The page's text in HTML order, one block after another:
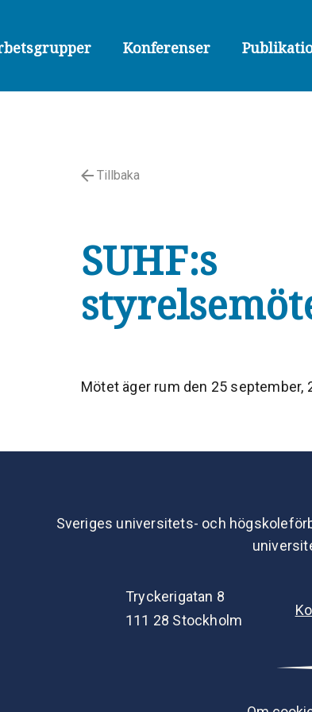
Konferenser
Tillbaka
SUHF:s
Mötet äger rum den 25 september,
Sveriges universitets- och
Tryckerigatan 8
111 28 Stockholm